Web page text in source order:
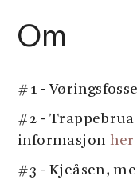
Om
#1 -
#2 - Trappebrua
informasjon her
#3 - Kjeåsen,